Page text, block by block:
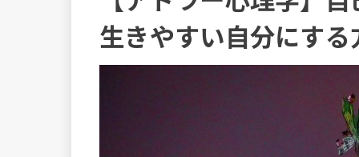
生きやすい自分にする